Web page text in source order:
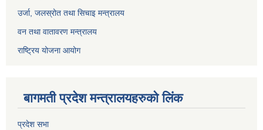
उर्जा, जलस्रोत तथा सिचाइ मन्त्रालय
वन तथा वातावरण मन्त्रालय
राष्ट्रिय योजना आयोग
बागमती प्रदेश मन्त्रालयहरुको लिंक
प्रदेश सभा